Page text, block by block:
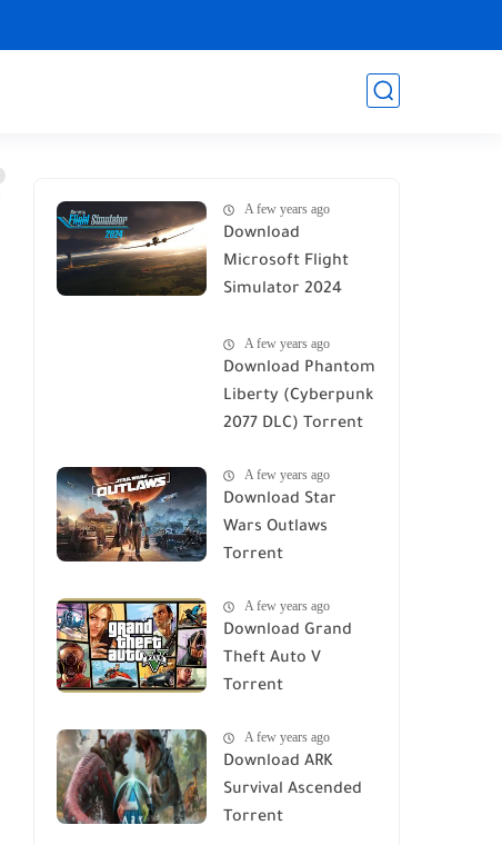
A few years ago
Download
Microsoft Flight
Simulator 2024
A few years ago
Download Phantom
Liberty (Cyberpunk
2077 DLC) Torrent
A few years ago
Download Star
Wars Outlaws
Torrent
A few years ago
Download Grand
Theft Auto V
Torrent
A few years ago
Download ARK
Survival Ascended
Torrent